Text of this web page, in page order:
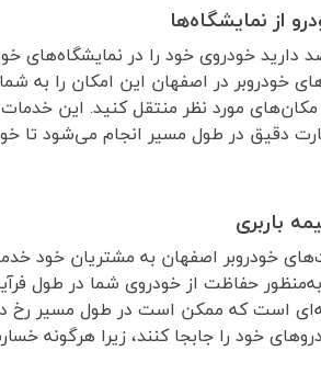
از نمایشگاه‌ها
دارید خودروی خود را در نمایشگاه‌های
خودروبر در اصفهان این امکان را به
مورد نظر منتقل کنید. این خدمات
دقیق در طول مسیر انجام می‌شود تا
باربری
خودروبر اصفهان به مشتریان خود
حفاظت از خودروی شما در طول
است که ممکن است در طول مسیر رخ
خود را جابجا کنند، زیرا هرگونه